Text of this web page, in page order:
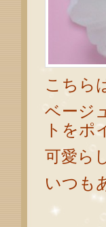
こちら
ベージ
トをポ
可愛ら
いつも